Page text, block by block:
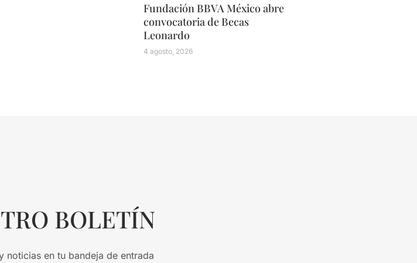
Fundación BBVA México abre
convocatoria de Becas
Leonardo
4 agosto, 2026
BOLETÍN
noticias en tu bandeja de entrada